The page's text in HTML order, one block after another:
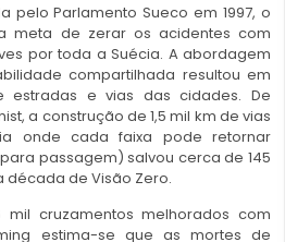
pelo Parlamento Sueco em 1997, o
meta de zerar os acidentes com
por toda a Suécia. A abordagem
compartilhada resultou em
estradas e vias das cidades. De
a construção de 1,5 mil km de vias
onde cada faixa pode retornar
passagem) salvou cerca de 145
de Visão Zero.
mil cruzamentos melhorados com
estima-se que as mortes de